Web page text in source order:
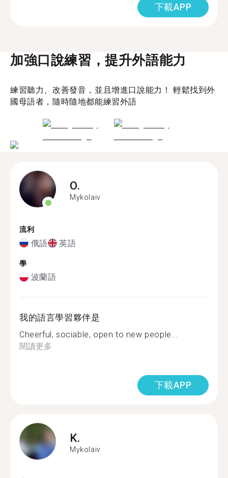
下載APP
加強口說練習，提升外語能力
練習聽力、改善發音，並且增進口說能力！ 輕鬆找到外
國母語者，隨時隨地都能練習外語
O.
Mykolaiv
流利
俄語 英語
學
波蘭語
我的語言學習夥伴是
Cheerful, sociable, open to new people...
閱讀更多
下載APP
K.
Mykolaiv